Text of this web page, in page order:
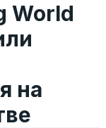
World
на